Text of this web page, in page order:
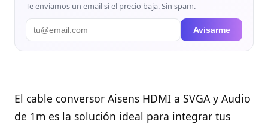
Te enviamos un email si el precio baja. Sin spam.
Avisarme
El cable conversor Aisens HDMI a SVGA y Audio
de 1m es la solución ideal para integrar tus